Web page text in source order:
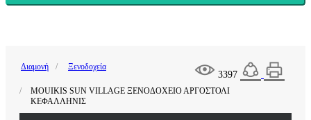
3397
Διαμονή Ξενοδοχεία
MOUIKIS SUN VILLAGE ΞΕΝΟΔΟΧΕΙΟ ΑΡΓΟΣΤΟΛΙ
ΚΕΦΑΛΛΗΝΙΣ